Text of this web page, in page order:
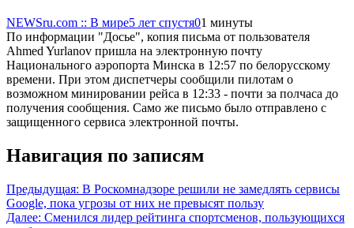
NEWSru.com :: В мире5 лет спустя01 минуты
По информации "Досье", копия письма от пользователя
Ahmed Yurlanov пришла на электронную почту
Национального аэропорта Минска в 12:57 по белорусскому
времени. При этом диспетчеры сообщили пилотам о
возможном минировании рейса в 12:33 - почти за полчаса до
получения сообщения. Само же письмо было отправлено с
защищенного сервиса электронной почты.
Навигация по записям
Предыдущая: В Роскомнадзоре решили не замедлять сервисы
Google, пока угрозы от них не превысят пользу
Далее: Сменился лидер рейтинга спортсменов, пользующихся